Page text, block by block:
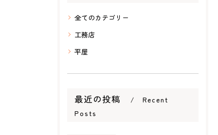
全てのカテゴリー
工務店
平屋
最近の投稿
Recent
Posts